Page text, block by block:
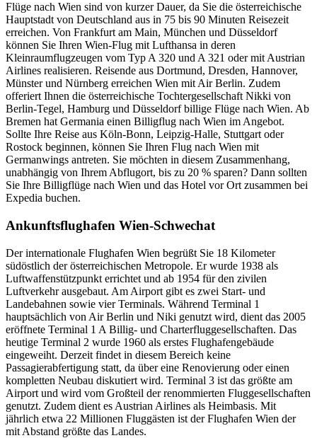
Flüge nach Wien sind von kurzer Dauer, da Sie die österreichische
Hauptstadt von Deutschland aus in 75 bis 90 Minuten Reisezeit
erreichen. Von Frankfurt am Main, München und Düsseldorf
können Sie Ihren Wien-Flug mit Lufthansa in deren
Kleinraumflugzeugen vom Typ A 320 und A 321 oder mit Austrian
Airlines realisieren. Reisende aus Dortmund, Dresden, Hannover,
Münster und Nürnberg erreichen Wien mit Air Berlin. Zudem
offeriert Ihnen die österreichische Tochtergesellschaft Nikki von
Berlin-Tegel, Hamburg und Düsseldorf billige Flüge nach Wien. Ab
Bremen hat Germania einen Billigflug nach Wien im Angebot.
Sollte Ihre Reise aus Köln-Bonn, Leipzig-Halle, Stuttgart oder
Rostock beginnen, können Sie Ihren Flug nach Wien mit
Germanwings antreten. Sie möchten in diesem Zusammenhang,
unabhängig von Ihrem Abflugort, bis zu 20 % sparen? Dann sollten
Sie Ihre Billigflüge nach Wien und das Hotel vor Ort zusammen bei
Expedia buchen.
Ankunftsflughafen Wien-Schwechat
Der internationale Flughafen Wien begrüßt Sie 18 Kilometer
südöstlich der österreichischen Metropole. Er wurde 1938 als
Luftwaffenstützpunkt errichtet und ab 1954 für den zivilen
Luftverkehr ausgebaut. Am Airport gibt es zwei Start- und
Landebahnen sowie vier Terminals. Während Terminal 1
hauptsächlich von Air Berlin und Niki genutzt wird, dient das 2005
eröffnete Terminal 1 A Billig- und Charterfluggesellschaften. Das
heutige Terminal 2 wurde 1960 als erstes Flughafengebäude
eingeweiht. Derzeit findet in diesem Bereich keine
Passagierabfertigung statt, da über eine Renovierung oder einen
kompletten Neubau diskutiert wird. Terminal 3 ist das größte am
Airport und wird vom Großteil der renommierten Fluggesellschaften
genutzt. Zudem dient es Austrian Airlines als Heimbasis. Mit
jährlich etwa 22 Millionen Fluggästen ist der Flughafen Wien der
mit Abstand größte das Landes.